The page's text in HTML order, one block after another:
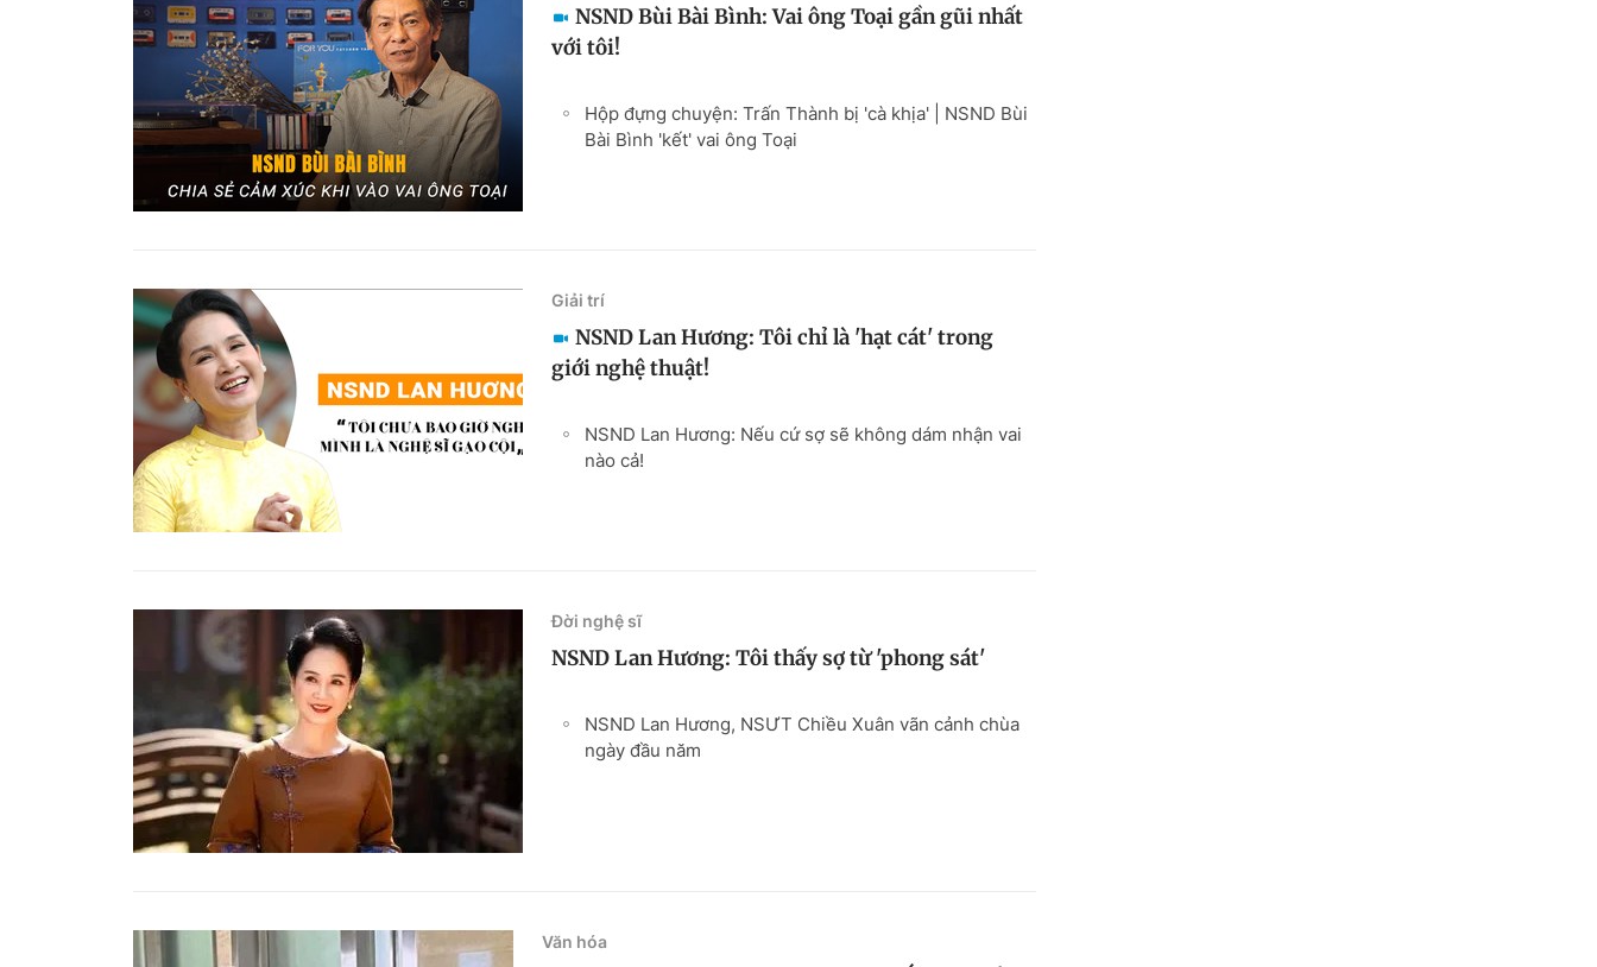
NSND Bùi Bài Bình: Vai ông Toại gần gũi nhất
với tôi!
Hộp đựng chuyện: Trấn Thành bị 'cà khịa' | NSND Bùi
Bài Bình 'kết' vai ông Toại
Giải trí
NSND Lan Hương: Tôi chỉ là 'hạt cát' trong
giới nghệ thuật!
NSND Lan Hương: Nếu cứ sợ sẽ không dám nhận vai
nào cả!
Đời nghệ sĩ
NSND Lan Hương: Tôi thấy sợ từ 'phong sát'
NSND Lan Hương, NSƯT Chiều Xuân vãn cảnh chùa
ngày đầu năm
Văn hóa